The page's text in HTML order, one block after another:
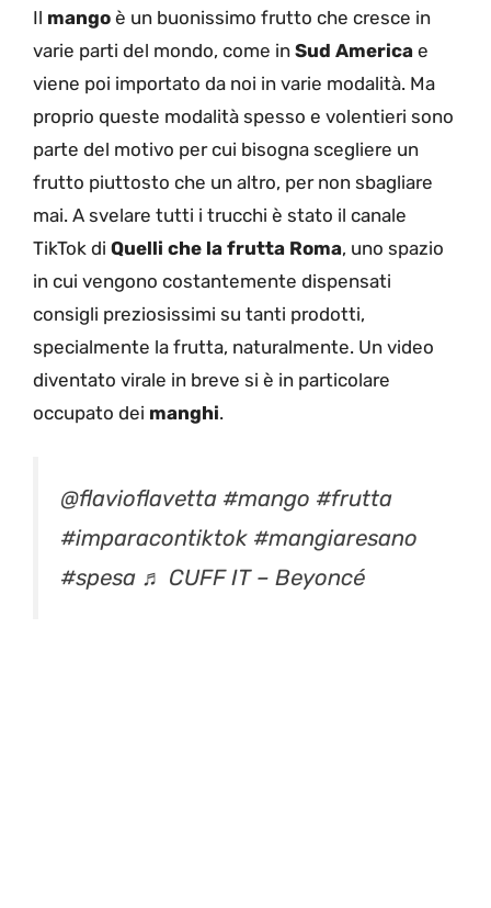
Il mango è un buonissimo frutto che cresce in
varie parti del mondo, come in Sud America e
viene poi importato da noi in varie modalità. Ma
proprio queste modalità spesso e volentieri sono
parte del motivo per cui bisogna scegliere un
frutto piuttosto che un altro, per non sbagliare
mai. A svelare tutti i trucchi è stato il canale
TikTok di Quelli che la frutta Roma, uno spazio
in cui vengono costantemente dispensati
consigli preziosissimi su tanti prodotti,
specialmente la frutta, naturalmente. Un video
diventato virale in breve si è in particolare
occupato dei manghi.
@flavioflavetta #mango #frutta
#imparacontiktok #mangiaresano
#spesa ♬ CUFF IT – Beyoncé